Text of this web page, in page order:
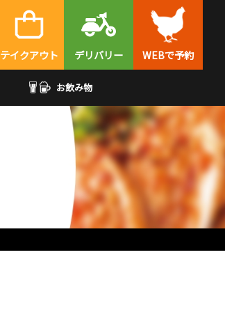
テイクアウト デリバリー WEBで予約
お飲み物